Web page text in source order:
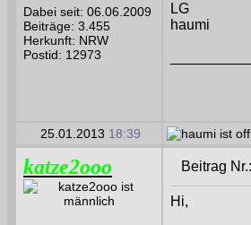
Dabei seit: 06.06.2009
Beiträge: 3.455
Herkunft: NRW
Postid: 12973
LG
haumi
25.01.2013 18:39
katze2ooo Beitrag
Hi,